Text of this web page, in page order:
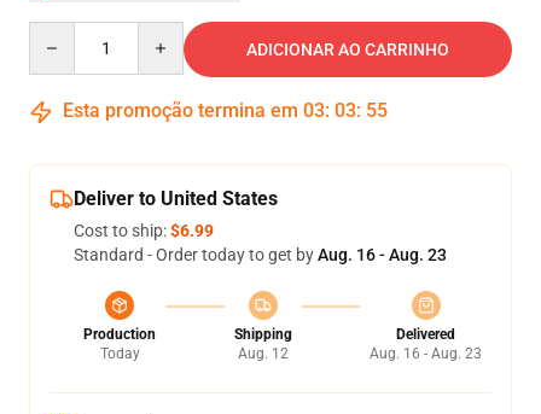
ADICIONAR AO CARRINHO
Esta promoção termina em 03: 03: 54
Deliver to United States
Cost to ship:$6.99
Standard - Order today to get byAug. 16 - Aug. 23
Production
Today
Shipping
Aug. 12
Delivered
Aug. 16 - Aug. 23